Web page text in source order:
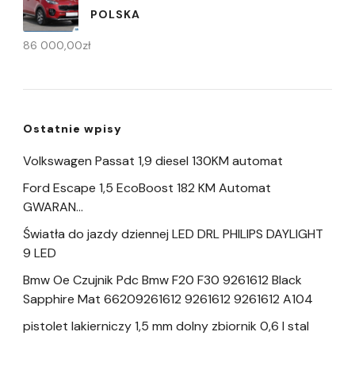
POLSKA
86 000,00zł
Ostatnie wpisy
Volkswagen Passat 1,9 diesel 130KM automat
Ford Escape 1,5 EcoBoost 182 KM Automat
GWARAN…
Światła do jazdy dziennej LED DRL PHILIPS DAYLIGHT
9 LED
Bmw Oe Czujnik Pdc Bmw F20 F30 9261612 Black
Sapphire Mat 66209261612 9261612 9261612 A104
pistolet lakierniczy 1,5 mm dolny zbiornik 0,6 l stal